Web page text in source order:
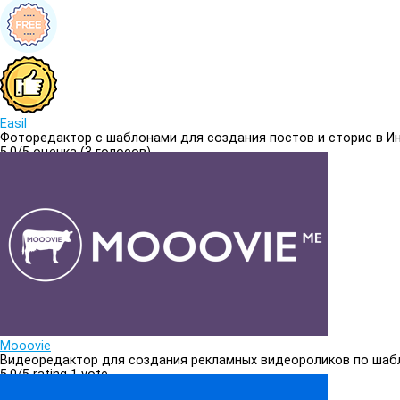
Easil
Фоторедактор с шаблонами для создания постов и сторис в
5.0/5оценка (3 голосов)
Mooovie
Видеоредактор для создания рекламных видеороликов по
5.0/5rating 1 vote